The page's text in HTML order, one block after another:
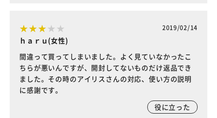
2019/02/14
ｈａｒｕ(女性)
間違って買ってしまいました。よく見ていなかったこ
ちらが悪いんですが、開封してないものだけ返品でき
ました。その時のアイリスさんの対応、使い方の説明
に感謝です。
役に立った